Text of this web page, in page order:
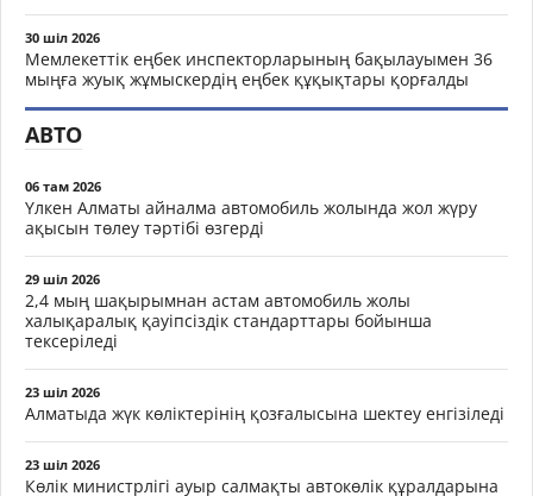
30 шіл 2026
Мемлекеттік еңбек инспекторларының бақылауымен 36
мыңға жуық жұмыскердің еңбек құқықтары қорғалды
АВТО
06 там 2026
Үлкен Алматы айналма автомобиль жолында жол жүру
ақысын төлеу тәртібі өзгерді
29 шіл 2026
2,4 мың шақырымнан астам автомобиль жолы
халықаралық қауіпсіздік стандарттары бойынша
тексеріледі
23 шіл 2026
Алматыда жүк көліктерінің қозғалысына шектеу енгізіледі
23 шіл 2026
Көлік министрлігі ауыр салмақты автокөлік құралдарына